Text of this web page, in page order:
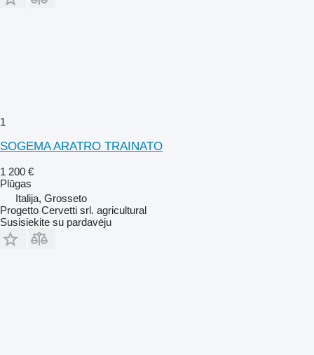
1
SOGEMA ARATRO TRAINATO
1 200 €
Plūgas
Italija, Grosseto
Progetto Cervetti srl. agricultural
Susisiekite su pardavėju